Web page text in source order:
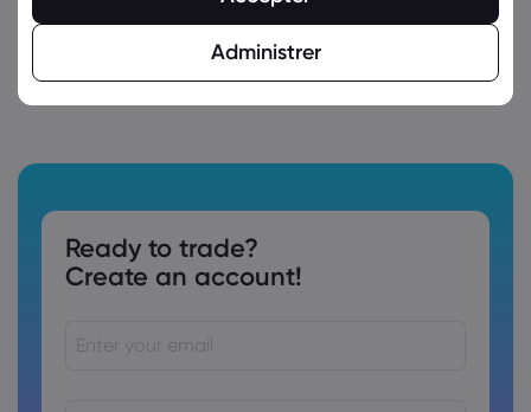
Ready to trade?
Create an account!
Administrer